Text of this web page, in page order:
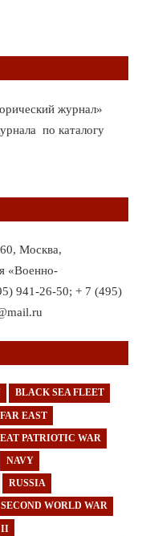
журнал»
по каталогу
Москва,
«Военно-
941-26-50; + 7 (495)
BLACK SEA FLEET
FAR EAST
PATRIOTIC WAR
NAVY
RUSSIA
SECOND WORLD WAR
II